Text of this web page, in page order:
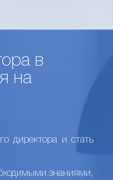
в
на
директора и стать
знаниями,